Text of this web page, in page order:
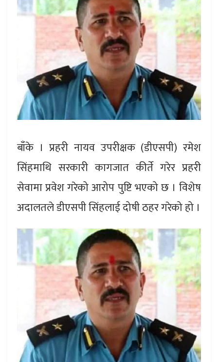
बाँके । प्रहरी नायव उपरीक्षक (डीएसपी) रमेश
सिंहमाथि सरकारी कागजात कीर्ते गरेर प्रहरी
सेवामा प्रवेश गरेको आरोप पुष्टि भएको छ । विशेष
अदालतले डीएसपी सिंहलाई दोषी ठहर गरेको हो ।